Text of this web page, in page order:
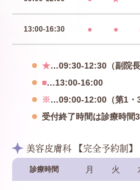
13:00-16:30 ● ●
★…09:30-12:30（副院長
■…13:00-16:00
※…09:00-12:00（第1・3
受付終了時間は診療時間
美容皮膚科 【完全予約制】
診療時間 月 火